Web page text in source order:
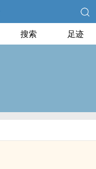
搜索 足迹